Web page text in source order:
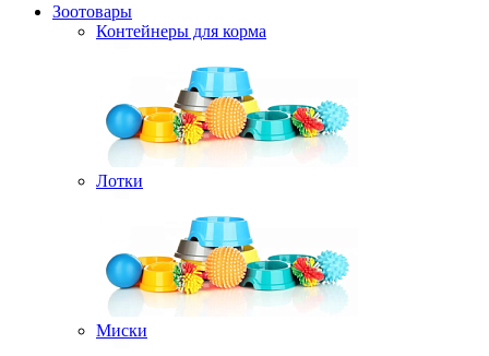
Зоотовары
Контейнеры для корма
Лотки
Миски